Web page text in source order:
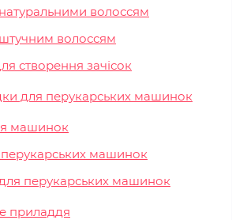
волоссям
волоссям
створення зачісок
для перукарських машинок
машинок
машинок
перукарських машинок
приладдя